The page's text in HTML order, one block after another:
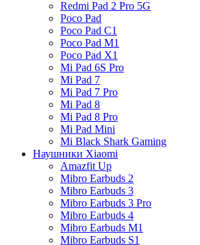
Redmi Pad 2 Pro 5G
Poco Pad
Poco Pad C1
Poco Pad M1
Poco Pad X1
Mi Pad 6S Pro
Mi Pad 7
Mi Pad 7 Pro
Mi Pad 8
Mi Pad 8 Pro
Mi Pad Mini
Mi Black Shark Gaming
Наушники Xiaomi
Amazfit Up
Mibro Earbuds 2
Mibro Earbuds 3
Mibro Earbuds 3 Pro
Mibro Earbuds 4
Mibro Earbuds M1
Mibro Earbuds S1